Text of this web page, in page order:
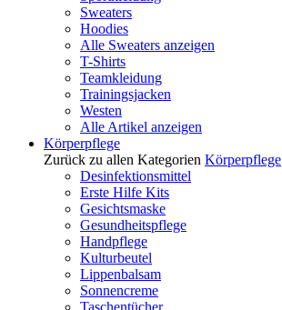
Sweaters
Hoodies
Alle Sweaters anzeigen
T-Shirts
Teamkleidung
Trainingsjacken
Westen
Alle Artikel anzeigen
Körperpflege
Zurück zu allen Kategorien Körperpflege
Desinfektionsmittel
Erste Hilfe Kits
Gesichtsmaske
Gesundheitspflege
Handpflege
Kulturbeutel
Lippenbalsam
Sonnencreme
Taschentücher